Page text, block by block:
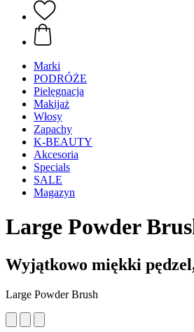
Marki
PODRÓŻE
Pielęgnacja
Makijaż
Włosy
Zapachy
K-BEAUTY
Akcesoria
Specials
SALE
Magazyn
Large Powder
Wyjątkowo miękki
Large Powder Brush